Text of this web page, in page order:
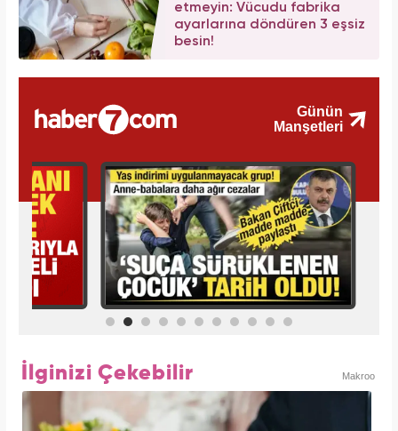
etmeyin: Vücudu fabrika
ayarlarına döndüren 3 eşsiz
besin!
İlginizi Çekebilir Makroo